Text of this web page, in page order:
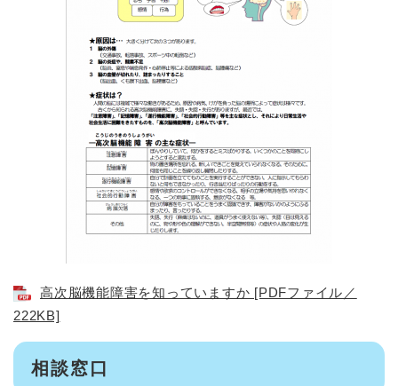
高次脳機能障害を知っていますか [PDFファイル／
222KB]
相談窓口